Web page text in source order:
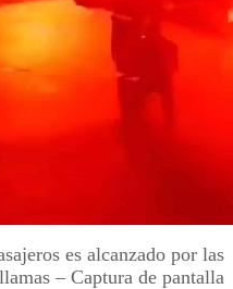
es alcanzado por las
llamas – Captura de pantalla